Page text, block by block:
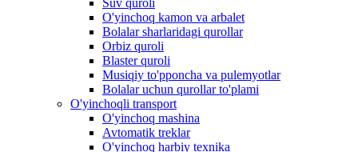
Suv quroli
O'yinchoq kamon va arbalet
Bolalar sharlaridagi qurollar
Orbiz quroli
Blaster quroli
Musiqiy to'pponcha va pulemyotlar
Bolalar uchun qurollar to'plami
O'yinchoqli transport
O'yinchoq mashina
Avtomatik treklar
O'yinchoq harbiy texnika